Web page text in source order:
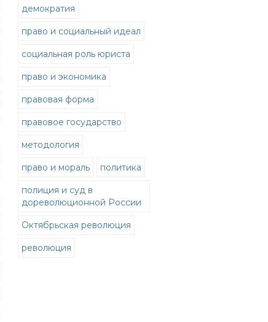
демократия
право и социальный идеал
социальная роль юриста
право и экономика
правовая форма
правовое государство
методология
право и мораль политика
полиция и суд в
дореволюционной России
Октябрьская революция
революция